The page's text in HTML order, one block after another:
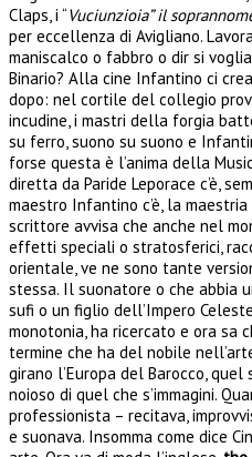
Claps, i “Vuciunzioia” il
per eccellenza di Avigliano.
maniscalco o fabbro o dir si
Binario? Alla cine Infantino ci
dopo: nel cortile del collegio
incudine, i mastri della forgia
su ferro, suono su suono e
forse questa è l’anima della
diretta da Paride Leporace c’è,
maestro Infantino c’è, la maestria
scrittore avvisa che anche nel
effetti speciali o stratosferici,
orientale, ve ne sono tante
stessa. Il suonatore o che abbia
sufi o un figlio dell’Impero
monotonia, ha ricercato e ora sa
termine che ha del nobile
girano l’Europa del Barocco,
noioso di quel che s’immagini.
professionista – recitava,
e suonava. Insomma come dice